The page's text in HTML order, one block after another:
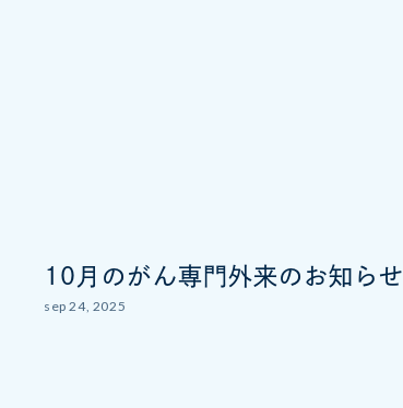
10月のがん専門外来のお知らせ
sep 24, 2025